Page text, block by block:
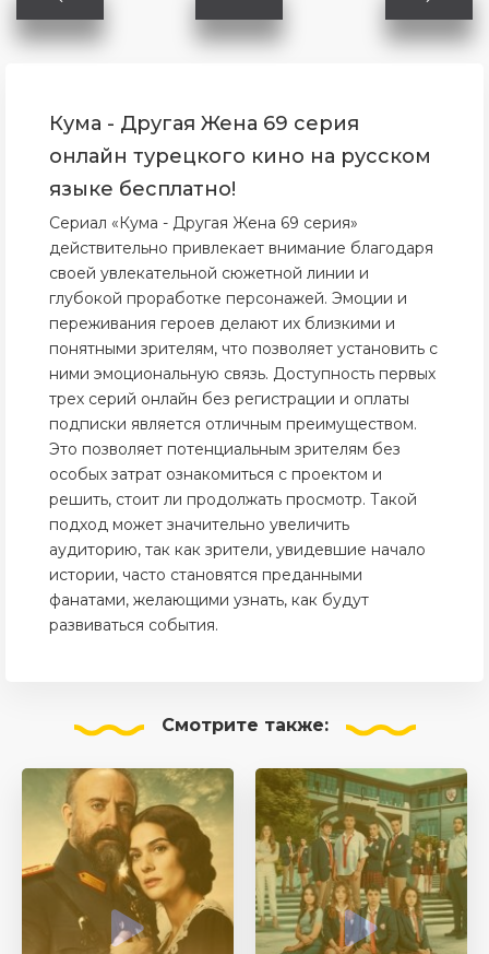
Кума - Другая Жена 69 серия
онлайн турецкого кино на русском
языке бесплатно!
Сериал «Кума - Другая Жена 69 серия»
действительно привлекает внимание благодаря
своей увлекательной сюжетной линии и
глубокой проработке персонажей. Эмоции и
переживания героев делают их близкими и
понятными зрителям, что позволяет установить с
ними эмоциональную связь. Доступность первых
трех серий онлайн без регистрации и оплаты
подписки является отличным преимуществом.
Это позволяет потенциальным зрителям без
особых затрат ознакомиться с проектом и
решить, стоит ли продолжать просмотр. Такой
подход может значительно увеличить
аудиторию, так как зрители, увидевшие начало
истории, часто становятся преданными
фанатами, желающими узнать, как будут
развиваться события.
Смотрите также: